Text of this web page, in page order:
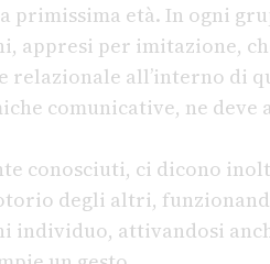
primissima età. In ogni
appresi per imitazione,
relazionale all’interno di
comunicative, ne deve
conosciuti, ci dicono
degli altri,
individuo, attivandosi